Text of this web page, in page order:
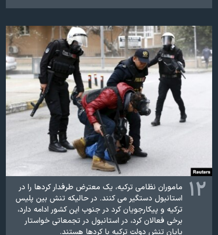
۱۲
ماموران نظامی ترکیه، یک معترض طرفدار کردها را در
استانبول دستگیر می کنند. در حالیکه تنش بین پلیس
ترکیه و پیکارجویان کرد در جنوب این کشور ادامه دارد،
برخی فعالان کرد، در استانبول در تجمعاتی خواستار
پایان تنش دولت ترکیه با کردها هستند.